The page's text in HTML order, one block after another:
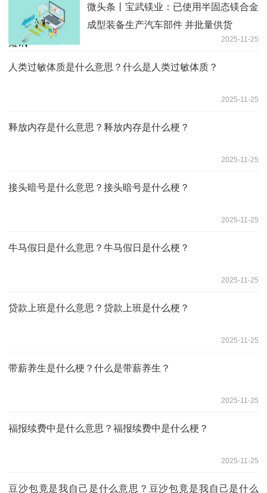
微头条丨宝武镁业：已使用半固态镁合金
成型装备生产汽车部件 并批量供货
2025-11-25
人类过敏体质是什么意思？什么是人类过敏体质？
2025-11-25
释放内存是什么意思？释放内存是什么梗？
2025-11-25
接头暗号是什么意思？接头暗号是什么梗？
2025-11-25
牛马假日是什么意思？牛马假日是什么梗？
2025-11-25
贷款上班是什么意思？贷款上班是什么梗？
2025-11-25
带薪养生是什么梗？什么是带薪养生？
2025-11-25
福报续费中是什么意思？福报续费中是什么梗？
2025-11-25
豆沙包竟是我自己是什么意思？豆沙包竟是我自己是什么